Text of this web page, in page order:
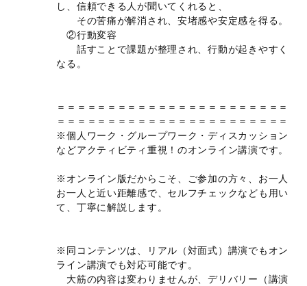
し、信頼できる人が聞いてくれると、
その苦痛が解消され、安堵感や安定感を得る。
②行動変容
話すことで課題が整理され、行動が起きやすく
なる。
＝＝＝＝＝＝＝＝＝＝＝＝＝＝＝＝＝＝＝＝＝＝＝
＝＝＝＝＝＝＝＝＝＝＝＝＝＝＝＝＝＝＝＝＝＝＝
※個人ワーク・グループワーク・ディスカッション
などアクティビティ重視！のオンライン講演です。
※オンライン版だからこそ、ご参加の方々、お一人
お一人と近い距離感で、セルフチェックなども用い
て、丁寧に解説します。
※同コンテンツは、リアル（対面式）講演でもオン
ライン講演でも対応可能です。
大筋の内容は変わりませんが、デリバリー（講演